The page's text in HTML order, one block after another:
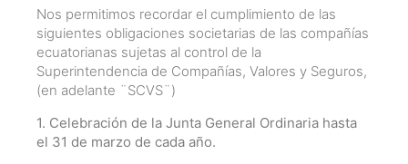
Nos permitimos recordar el cumplimiento de las
siguientes obligaciones societarias de las compañías
ecuatorianas sujetas al control de la
Superintendencia de Compañías, Valores y Seguros,
(en adelante ¨SCVS¨)
1. Celebración de la Junta General Ordinaria hasta
el 31 de marzo de cada año.